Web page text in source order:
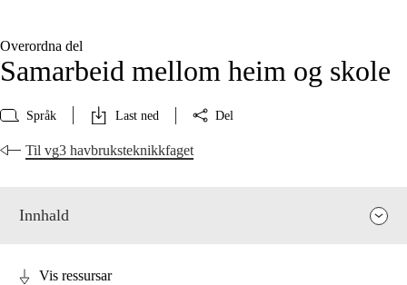
Overordna del
Samarbeid mellom heim og skole
Språk Last ned Del
Til vg3 havbruksteknikkfaget
Innhald
Vis ressursar